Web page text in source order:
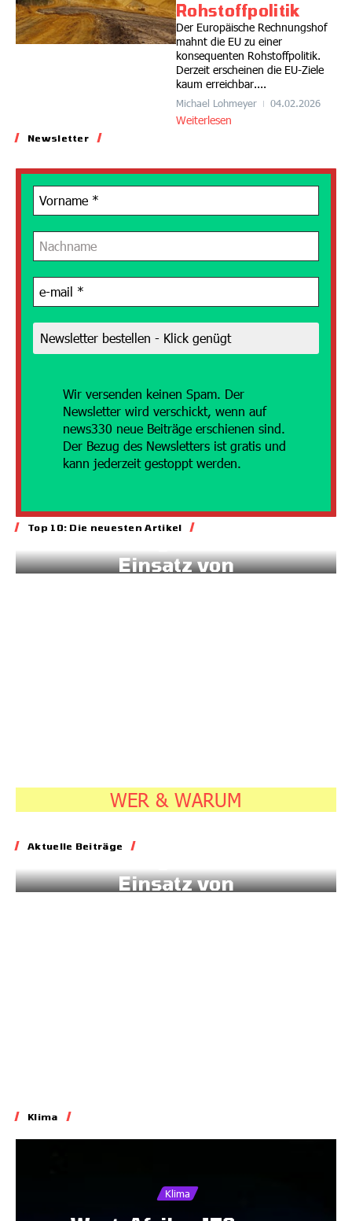
Rohstoffpolitik
Der Europäische Rechnungshof
mahnt die EU zu einer
konsequenten Rohstoffpolitik.
Derzeit erscheinen die EU-Ziele
kaum erreichbar....
Michael Lohmeyer 04.02.2026
Weiterlesen
Newsletter
Wir versenden keinen Spam. Der
Newsletter wird verschickt, wenn auf
news330 neue Beiträge erschienen sind.
Der Bezug des Newsletters ist gratis und
kann jederzeit gestoppt werden.
Top 10: Die neuesten Artikel
Energie
Einsatz von
WER & WARUM
Aktuelle Beiträge
Geld für gesteuerten
Einsatz von
Klima
Klima